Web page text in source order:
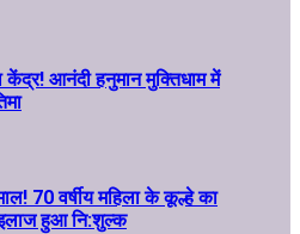
केंद्र! आनंदी हनुमान मुक्तिधाम में
70 वर्षीय महिला के कूल्हे का
हुआ नि:शुल्क